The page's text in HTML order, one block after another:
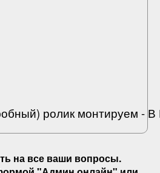
ролик монтируем -
на все ваши вопросы.